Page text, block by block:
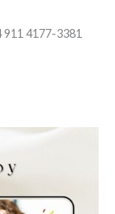
4177-3381
El